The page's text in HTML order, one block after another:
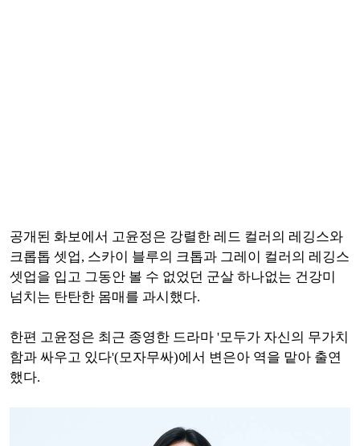
공개된 화보에서 고윤정은 강렬한 레드 컬러의 레깅스와
크롭톱 셋업, 스카이 블루의 크톱과 그레이 컬러의 레깅스
셋업을 입고 그동안 볼 수 없었던 군살 하나없는 건강미
넘치는 탄탄한 몸매를 과시했다.
한편 고윤정은 최근 종영한 드라마 '모두가 자신의 무가치
함과 싸우고 있다'(모자무싸)에서 변은아 역을 맡아 출연
했다.